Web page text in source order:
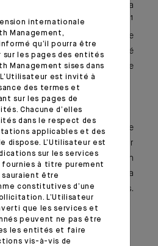
actions américaines faisait sa
de performance depuis 1997
1
est bien enclenchée, représente
tandis que le marché
le scénario d’un atterrissage
pourtant pas un long fleuve
lors de cette édition sur
d’appeler « l’itinéraire d’un
instables s’exercent sur la
des chiffres économiques.
se passait pas comme prévu ?
à mi-octobre 2024.
internationale
Management,
qu’il pourra être
sur les pages des entités
Management sises dans
est invité à
des termes et
sur les pages de
Chacune d’elles
dans le respect des
applicables et des
dispose. L’Utilisateur est
sur les services
à titre purement
être
constitutives d’une
L’Utilisateur
que les services et
peuvent ne pas être
les entités et faire
vis-à-vis de